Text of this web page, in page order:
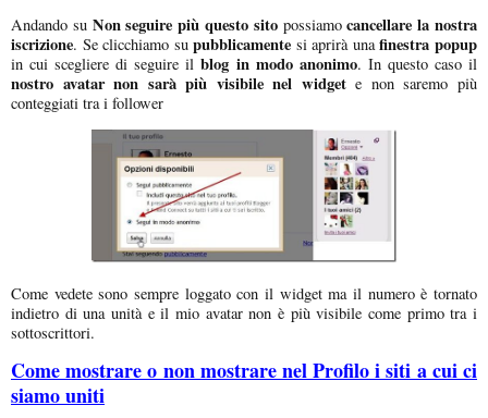
Andando su Non seguire più questo sitopossiamocancellare la nostra
iscrizione. Se clicchiamo supubblicamente si aprirà unafinestra popup
in cui scegliere di seguire il blog in modo anonimo. In questo caso il
nostro avatar non sarà più visibile nel widgete non saremo più
conteggiati tra i follower
Come vedete sono sempre loggato con il widget ma il numero è tornato
indietro di una unità e il mio avatar non è più visibile come primo tra i
sottoscrittori.
Come mostrare o non mostrare nel Profilo i siti a cui ci
siamo uniti